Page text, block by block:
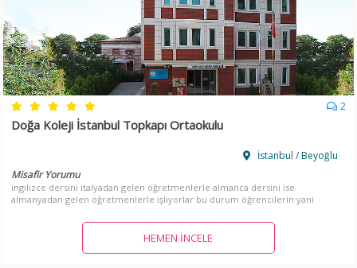
2
Doğa Koleji İstanbul Topkapı Ortaokulu
İstanbul / Beyoğlu
Misafir Yorumu
ingilizce dersini italyadan gelen öğretmenlerle almanca dersini ise
almanyadan gelen öğretmenlerle işliyorlar bu durum öğrencilerin yani
ingilizce ve almanca dersleri ders saatleri dışında aktivite ve guiz dersleri
etütleriyle ilerliyor çok memnunuz. harika bir okul.
HEMEN İNCELE